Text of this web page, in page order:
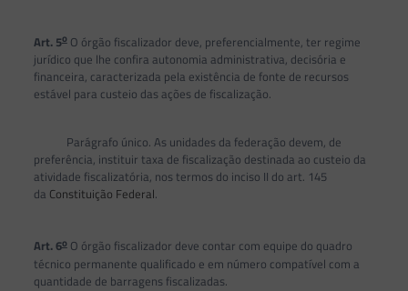
Art. 5oO órgão fiscalizador deve, preferencialmente, ter regime
jurídico que lhe confira autonomia administrativa, decisória e
financeira, caracterizada pela existência de fonte de recursos
estável para custeio das ações de fiscalização.
Parágrafo único. As unidades da federação devem, de
preferência, instituir taxa de fiscalização destinada ao custeio da
atividade fiscalizatória, nos termos do inciso II do art. 145
da Constituição Federal.
Art. 6oO órgão fiscalizador deve contar com equipe do quadro
técnico permanente qualificado e em número compatível com a
quantidade de barragens fiscalizadas.